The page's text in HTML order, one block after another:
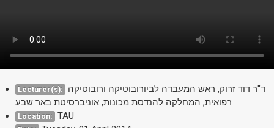
Lecturer(s):
ד"ר דוד זרוק, ראש המעבדה לביורובוטיקה ורובוטיקה
רפואית, המחלקה להנדסת מכונות, אוניברסיטת באר שבע
Location: TAU